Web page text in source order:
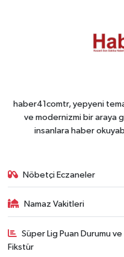
haber41comtr, yepyeni
ve modernizmi bir araya
insanlara haber
Nöbetçi Eczaneler
Namaz Vakitleri
Süper Lig Puan Durumu ve
Fikstür